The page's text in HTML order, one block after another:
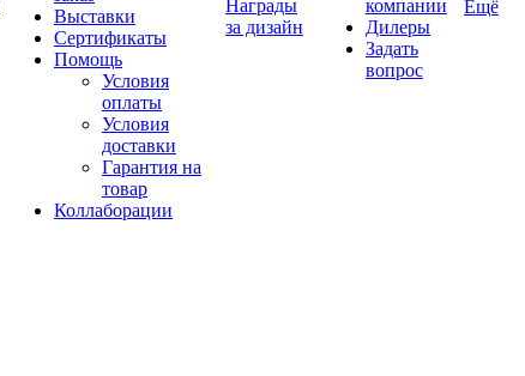
Выставки
Сертификаты
Помощь
Условия
оплаты
Условия
доставки
Гарантия на
товар
Коллаборации
Награды
за дизайн
компании
Дилеры
Задать
вопрос
Ещё